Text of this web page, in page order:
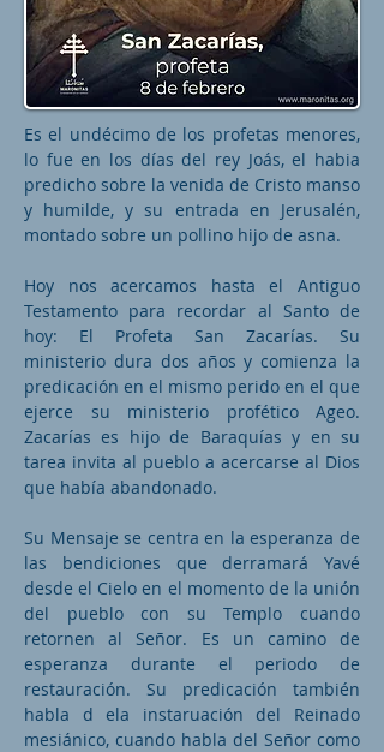
Es el undécimo de los profetas menores,
lo fue en los días del rey Joás, el habia
predicho sobre la venida de Cristo manso
y humilde, y su entrada en Jerusalén,
montado sobre un pollino hijo de asna.
Hoy nos acercamos hasta el Antiguo
Testamento para recordar al Santo de
hoy: El Profeta San Zacarías. Su
ministerio dura dos años y comienza la
predicación en el mismo perido en el que
ejerce su ministerio profético Ageo.
Zacarías es hijo de Baraquías y en su
tarea invita al pueblo a acercarse al Dios
que había abandonado.
Su Mensaje se centra en la esperanza de
las bendiciones que derramará Yavé
desde el Cielo en el momento de la unión
del pueblo con su Templo cuando
retornen al Señor. Es un camino de
esperanza durante el periodo de
restauración. Su predicación también
habla d ela instaruación del Reinado
mesiánico, cuando habla del Señor como